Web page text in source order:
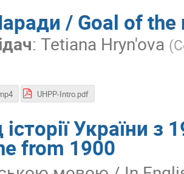
/ Goal of
:Tetiana Hryn'ova (
UHPP-Intro.pdf
історії України
from 1900